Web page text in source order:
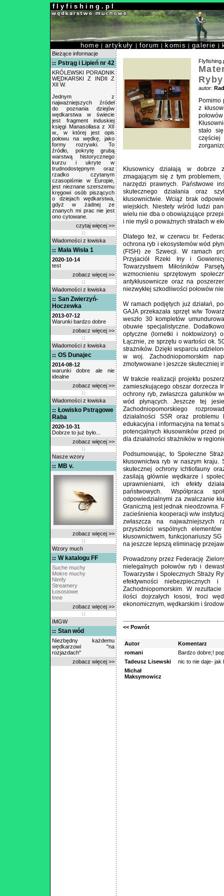
f l y f i s h i n g . p l
home |artykuły | forum | komis |galerie |
Bieżące informacje
Pstrąg i Lipień nr 42
KRÓLEWSKI PORADNIK
WĘDKARSKI Z INDII Z
XII W.
Jednym z
najważniejszych źródeł
do poznania dziejów
wędkarstwa w świecie
jest fragment induskiej
księgi Manasollasa z XII
w., w której jest opis
połowu na wędkę, jako
formy rozrywki. To
źródło, pokrytę grubą
warstwą historycznego
kurzu i ukryte w
trudnodostępnym oraz
rzadko czytanym
czasopiśmie w Europie,
jest nieznane szerszemu
kręgowi osób piszących
o dziejach wędkarstwa,
gdyż w żadnej ze
znanych mi prac nie jest
ono cytowane.
czytaj więcej >>
Wiadomości z łowiska
Mała Wisła 1
2020-10-14
test
zobacz więcej >>
Wiadomości z łowiska
San Zwierzyń-
Hoczewka
2013-07-12
Warunki bardzo dobre
zobacz więcej >>
Wiadomości z łowiska
OS Dunajec
2014-08-12
warunki dobre ale nie
idealne
zobacz więcej >>
Wiadomości z łowiska
Łowisko Pstrągowe
Raba
2020-10-31
Dobrze to już było...
zobacz więcej >>
Nasze wzory
MB v.
zobacz więcej >>
Wzory much
W katalogu FF
Suche muchy
Mokre muchy
Nimfy
Streamery
Łososiowe
Inne
zobacz więcej >>
IMGW
Stan wód
Niezbędny każdemu
wędkarzowi "na
rozjazdach"
zobacz więcej >>
autor:
Pomimo
z
stało
Kłusownicy działają w dobrze
zmagającym się z tym
narzędzi prawnych. Państwowe
skutecznego działania oraz
kłusownictwie. Wciąż brak
wiejskich. Niestety wśród ludzi
wielu nie dba o obowiązujące
i nie myśl o poważnych stratach w
Dlatego też, w czerwcu br.
ochrona ryb i ekosystemów wód
(FISH) ze Szwecji. W ramach
Przyjaciół Rzeki Iny i
Towarzystwem Miłośników
wzmocnieniu sprzętowym
antykłusownicze oraz na
niezwykłej szkodliwości połowów
W ramach podjętych już działań,
GAJA przekazała sprzęt w/w
weszło 30 kompletów
obuwie specjalistyczne.
optyczne (lornetki i noktowizory)
Łącznie, ze sprzętu o wartości ok.
strażników. Dzięki wsparciu
w woj. Zachodniopomorskim
zmotywowane i jeszcze skuteczniej
W trakcie realizacji projektu
zamieszkującego obszar dorzecza
ochrony ryb, zwłaszcza gatunków
wód płynących. Jeszcze tej
Zachodniopomorskiego
działalności SSR oraz problemu
edukacyjna i informacyjna na temat
potencjalnych kłusowników przed
dla działalności strażników w
Podsumowując, to Społeczne
kłusownictwa ryb w naszym
skutecznej ochrony ichtiofauny
zasilają głównie wędkarze i
uprawnieniami, ich efekty
państwowych. Współpraca
odpowiedzialnymi za zwalczanie
Graniczną jest jednak nieodzowna.
zacieśnienia kooperacji w/w
zwłaszcza na najważniejszych
przyszłości wspólnych
kłusownictwem, funkcjonariuszy
na jeszcze lepszą eliminację
Prowadzony przez Federację
nielegalnych połowów ryb i
Towarzystw i Społecznych Straży
efektywności niebezpiecznych
Zachodniopomorskim. W
ilości dojrzałych łososi, troci
ekonomicznym, wędkarskim i
<< Powrót
Autor
Komentarz
romani
Bardzo dobre;!
Tadeusz Lisewski
nic to nie daje- jak
Michał
Maksymowicz